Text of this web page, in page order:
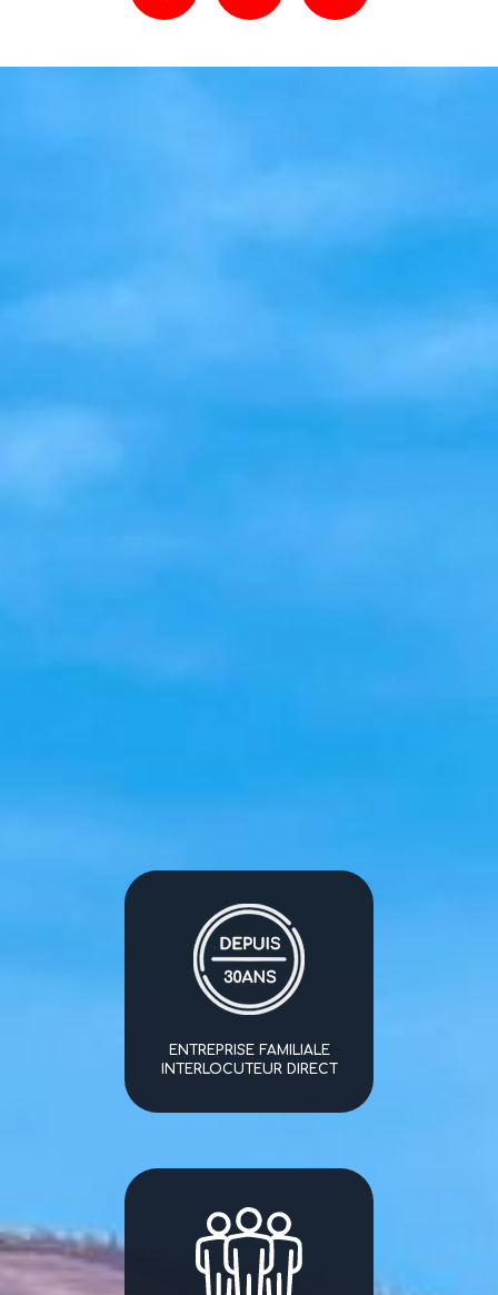
ENTREPRISE FAMILIALE
INTERLOCUTEUR DIRECT